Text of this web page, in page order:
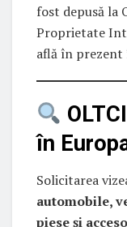
fost depusă la
Proprietate
află în prezent
în
Solicitarea
automobile,
piese și